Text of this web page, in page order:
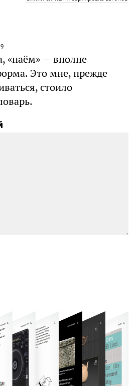
«наём» — вполне
Это мне, прежде
стоило